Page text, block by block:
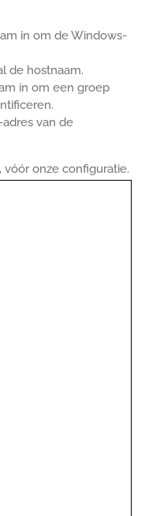
in om de Windows-
de hostnaam.
in om een groep
van de
onze configuratie.